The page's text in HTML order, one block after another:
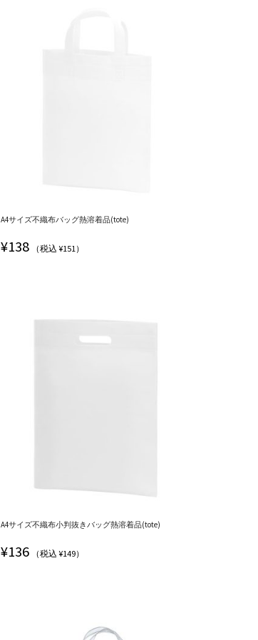
A4サイズ不織布バッグ熱溶着品(tote)
¥138 （税込 ¥151）
A4サイズ不織布小判抜きバッグ熱溶着品(tote)
¥136 （税込 ¥149）